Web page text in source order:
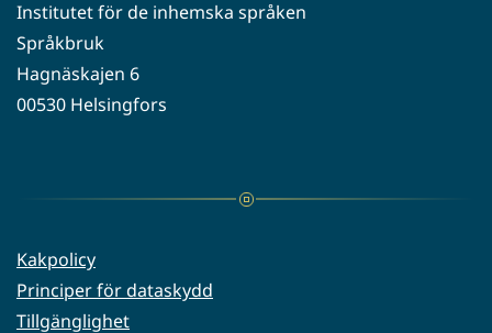
palveluun)
Institutet för de inhemska språken
Språkbruk
Hagnäskajen 6
00530 Helsingfors
Kakpolicy
Principer för dataskydd
Tillgänglighet